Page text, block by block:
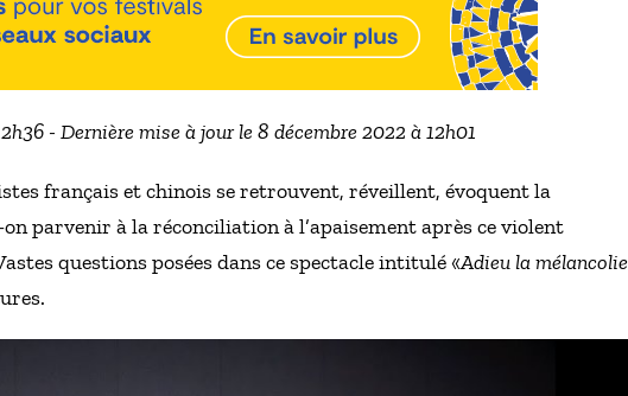
- Dernière mise à jour le 8 décembre 2022 à 12h01
français et chinois se retrouvent, réveillent, évoquent la
parvenir à la réconciliation à l’apaisement après ce violent
questions posées dans ce spectacle intitulé «Adieu la mélancolie